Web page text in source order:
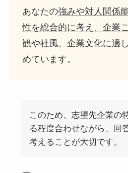
あなたの強みや対人関係
性を総合的に考え、企業
観や社風、企業文化に適
めています。
このため、志望先企業の
る程度合わせながら、回
考えることが大切です。